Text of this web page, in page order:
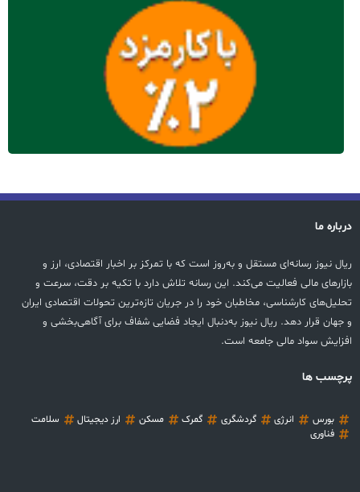
درباره ما
ریال نیوز رسانه‌ای مستقل و به‌روز است که با تمرکز بر اخبار اقتصادی، ارز و
بازارهای مالی فعالیت می‌کند. این رسانه تلاش دارد با تکیه بر دقت، سرعت و
تحلیل‌های کارشناسی، مخاطبان خود را در جریان تازه‌ترین تحولات اقتصادی ایران
و جهان قرار دهد. ریال نیوز به‌دنبال ایجاد فضایی شفاف برای آگاهی‌بخشی و
افزایش سواد مالی جامعه است.
پرچسب ها
بورس انرژی گردشگری گمرک مسکن ارز دیجیتال
سلامت
فناوری